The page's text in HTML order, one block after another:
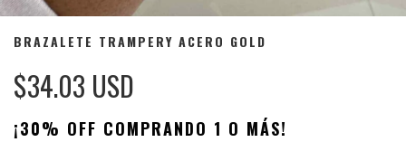
BRAZALETE TRAMPERY ACERO GOLD
$34.03 USD
¡30% OFF COMPRANDO 1 O MÁS!